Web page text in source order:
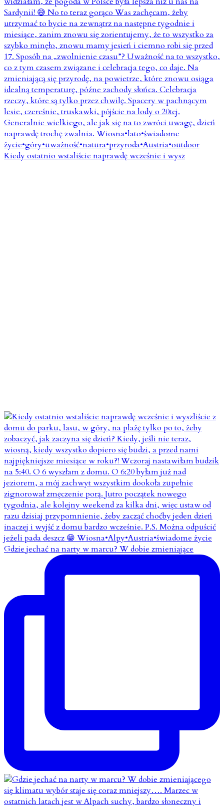
Kiedy ostatnio wstaliście naprawdę wcześnie i wysz
Gdzie jechać na narty w marcu? W dobie zmieniające